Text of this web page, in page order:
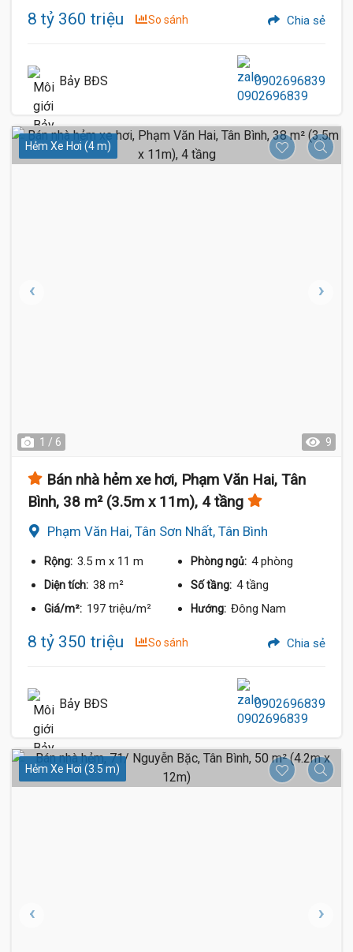
8 tỷ 360 triệu So sánh Chia sẻ
Bảy BĐS 0902696839
Hẻm Xe Hơi (4 m)
1 / 6 9
Bán nhà hẻm xe hơi, Phạm Văn Hai, Tân
Bình, 38 m² (3.5m x 11m), 4 tầng
Phạm Văn Hai, Tân Sơn Nhất, Tân Bình
Rộng: 3.5 m x 11 m Phòng ngủ: 4 phòng
Diện tích: 38 m² Số tầng: 4 tầng
Giá/m²: 197 triệu/m² Hướng: Đông Nam
8 tỷ 350 triệu So sánh Chia sẻ
Bảy BĐS 0902696839
Hẻm Xe Hơi (3.5 m)